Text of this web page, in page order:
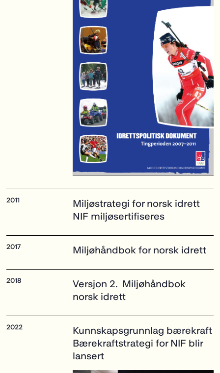
Miljøstrategi for norsk idrett
NIF miljøsertifiseres
Miljøhåndbok for norsk idrett
Versjon 2. Miljøhåndbok
norsk idrett
Kunnskapsgrunnlag bærekraft
Bærekraftstrategi for NIF blir
lansert